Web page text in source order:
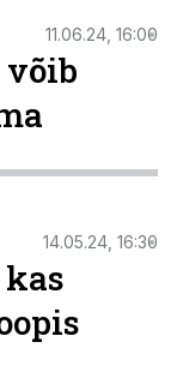
11.06.24, 16:00
võib
14.05.24, 16:30